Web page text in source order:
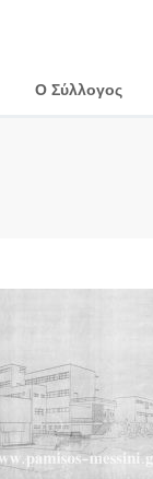
Ο Σύλλογος